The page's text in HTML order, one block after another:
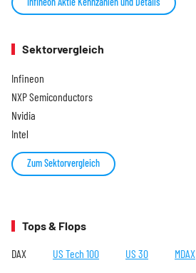
Sektorvergleich
Infineon
NXP Semiconductors
Nvidia
Intel
Zum Sektorvergleich
Tops & Flops
DAX US Tech 100 US 30 MDAX